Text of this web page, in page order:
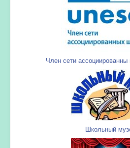
Член сети
Школьный